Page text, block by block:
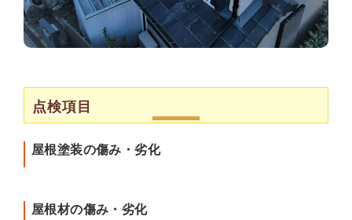
点検項目
屋根塗装の傷み・劣化
屋根材の傷み・劣化